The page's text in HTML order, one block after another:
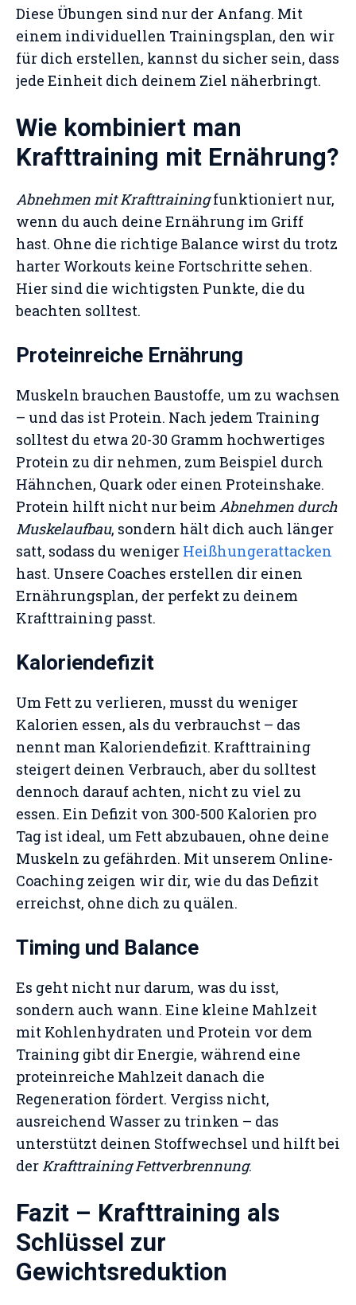
Diese Übungen sind nur der Anfang. Mit
einem individuellen Trainingsplan, den wir
für dich erstellen, kannst du sicher sein, dass
jede Einheit dich deinem Ziel näherbringt.
Wie kombiniert man
Krafttraining mit Ernährung?
Abnehmen mit Krafttrainingfunktioniert nur,
wenn du auch deine Ernährung im Griff
hast. Ohne die richtige Balance wirst du trotz
harter Workouts keine Fortschritte sehen.
Hier sind die wichtigsten Punkte, die du
beachten solltest.
Proteinreiche Ernährung
Muskeln brauchen Baustoffe, um zu wachsen
– und das ist Protein. Nach jedem Training
solltest du etwa 20-30 Gramm hochwertiges
Protein zu dir nehmen, zum Beispiel durch
Hähnchen, Quark oder einen Proteinshake.
Protein hilft nicht nur beimAbnehmen durch
Muskelaufbau, sondern hält dich auch länger
satt, sodass du weniger Heißhungerattacken
hast. Unsere Coaches erstellen dir einen
Ernährungsplan, der perfekt zu deinem
Krafttraining passt.
Kaloriendefizit
Um Fett zu verlieren, musst du weniger
Kalorien essen, als du verbrauchst – das
nennt man Kaloriendefizit. Krafttraining
steigert deinen Verbrauch, aber du solltest
dennoch darauf achten, nicht zu viel zu
essen. Ein Defizit von 300-500 Kalorien pro
Tag ist ideal, um Fett abzubauen, ohne deine
Muskeln zu gefährden. Mit unserem Online-
Coaching zeigen wir dir, wie du das Defizit
erreichst, ohne dich zu quälen.
Timing und Balance
Es geht nicht nur darum, was du isst,
sondern auch wann. Eine kleine Mahlzeit
mit Kohlenhydraten und Protein vor dem
Training gibt dir Energie, während eine
proteinreiche Mahlzeit danach die
Regeneration fördert. Vergiss nicht,
ausreichend Wasser zu trinken – das
unterstützt deinen Stoffwechsel und hilft bei
derKrafttraining Fettverbrennung.
Fazit – Krafttraining als
Schlüssel zur
Gewichtsreduktion